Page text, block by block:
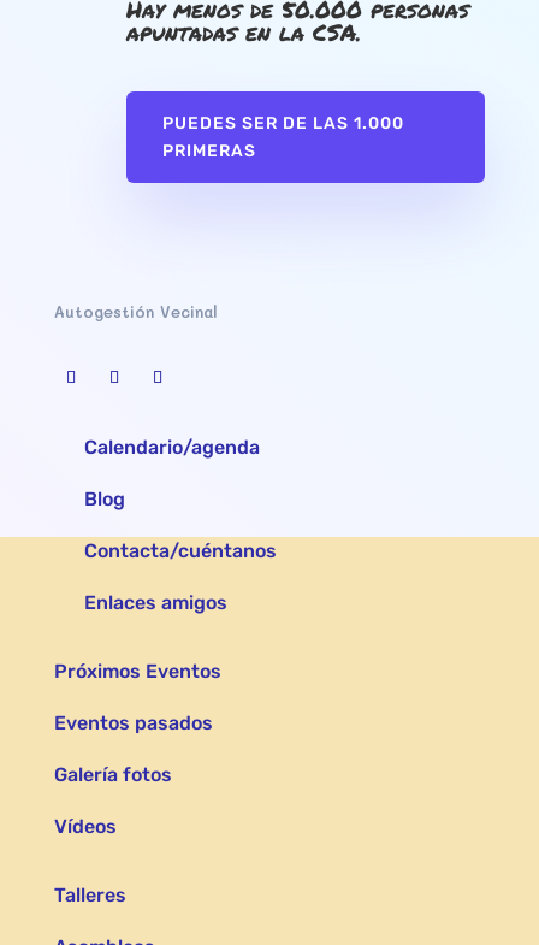
Hay menos de 50.000 personas
apuntadas en la CSA.
PUEDES SER DE LAS 1.000
PRIMERAS
Autogestión Vecinal
Calendario/agenda
Blog
Contacta/cuéntanos
Enlaces amigos
Próximos Eventos
Eventos pasados
Galería fotos
Vídeos
Talleres